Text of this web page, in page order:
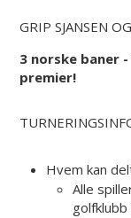
GRIP SJANSEN
3 norske baner
premier!
Hvem kan
Alle